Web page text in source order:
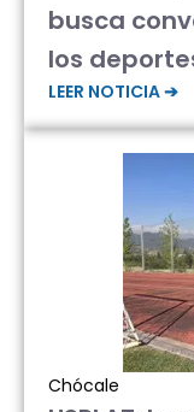
busca
los
LEER NOTICIA ➔
Chócale